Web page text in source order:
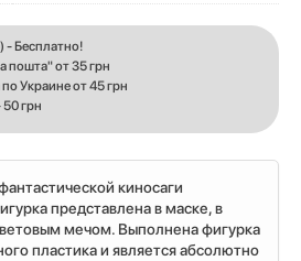
- Бесплатно!
пошта" от 35 грн
Украине от 45 грн
грн
киносаги
представлена в маске, в
мечом. Выполнена фигурка
пластика и является абсолютно